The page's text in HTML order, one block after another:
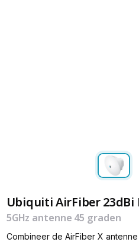
Ubiquiti AirFiber 23dBi
5GHz antenne 45 graden
Combineer de AirFiber X